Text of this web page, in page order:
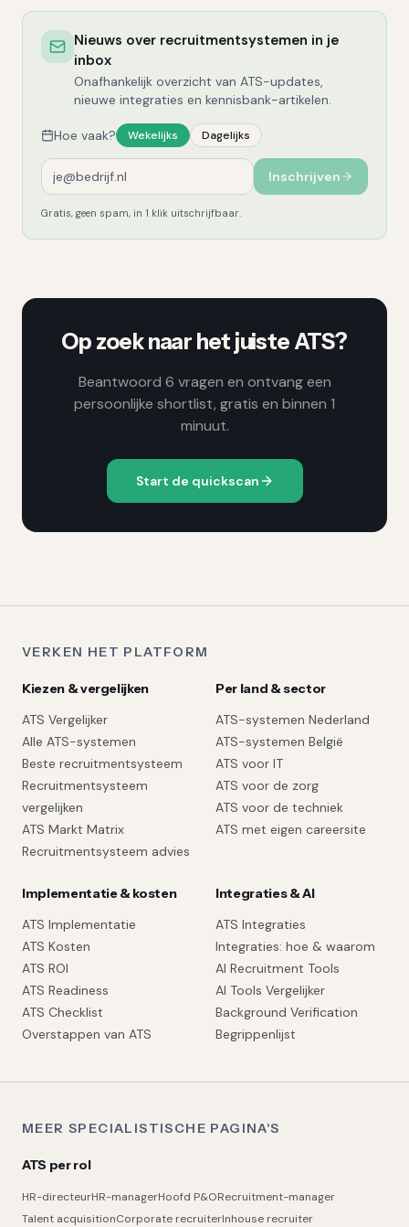
Nieuws over recruitmentsystemen in je
inbox
Onafhankelijk overzicht van ATS-updates,
nieuwe integraties en kennisbank-artikelen.
Hoe vaak? Wekelijks Dagelijks
Inschrijven
Gratis, geen spam, in 1 klik uitschrijfbaar.
Op zoek naar het juiste ATS?
Beantwoord 6 vragen en ontvang een
persoonlijke shortlist, gratis en binnen 1
minuut.
Start de quickscan
VERKEN HET PLATFORM
Kiezen & vergelijken
ATS Vergelijker
Alle ATS-systemen
Beste recruitmentsysteem
Recruitmentsysteem
vergelijken
ATS Markt Matrix
Recruitmentsysteem advies
Per land & sector
ATS-systemen Nederland
ATS-systemen België
ATS voor IT
ATS voor de zorg
ATS voor de techniek
ATS met eigen careersite
Implementatie & kosten
ATS Implementatie
ATS Kosten
ATS ROI
ATS Readiness
ATS Checklist
Overstappen van ATS
Integraties & AI
ATS Integraties
Integraties: hoe & waarom
AI Recruitment Tools
AI Tools Vergelijker
Background Verification
Begrippenlijst
MEER SPECIALISTISCHE PAGINA'S
ATS per rol
HR-directeurHR-managerHoofd P&ORecruitment-manager
Talent acquisitionCorporate recruiterInhouse recruiter